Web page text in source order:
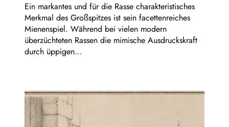
Ein markantes und für die Rasse charakteristisches
Merkmal des Großspitzes ist sein facettenreiches
Mienenspiel. Während bei vielen modern
überzüchteten Rassen die mimische Ausdruckskraft
durch üppigen…